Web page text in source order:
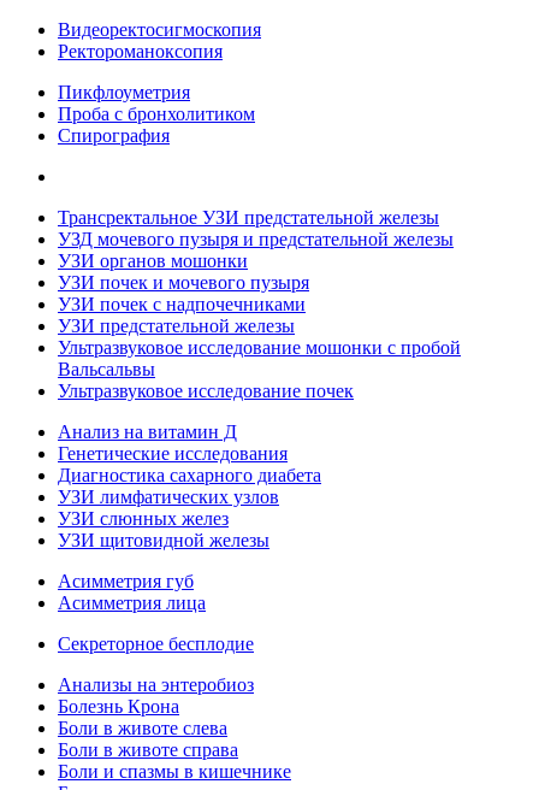
Видеоректосигмоскопия
Ректороманоксопия
Пикфлоуметрия
Проба с бронхолитиком
Спирография
Трансректальное УЗИ предстательной железы
УЗД мочевого пузыря и предстательной железы
УЗИ органов мошонки
УЗИ почек и мочевого пузыря
УЗИ почек с надпочечниками
УЗИ предстательной железы
Ультразвуковое исследование мошонки с пробой
Вальсальвы
Ультразвуковое исследование почек
Анализ на витамин Д
Генетические исследования
Диагностика сахарного диабета
УЗИ лимфатических узлов
УЗИ слюнных желез
УЗИ щитовидной железы
Асимметрия губ
Асимметрия лица
Секреторное бесплодие
Анализы на энтеробиоз
Болезнь Крона
Боли в животе слева
Боли в животе справа
Боли и спазмы в кишечнике